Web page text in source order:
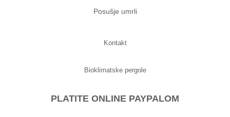
Posušje umrli
Kontakt
Bioklimatske pergole
PLATITE ONLINE PAYPALOM